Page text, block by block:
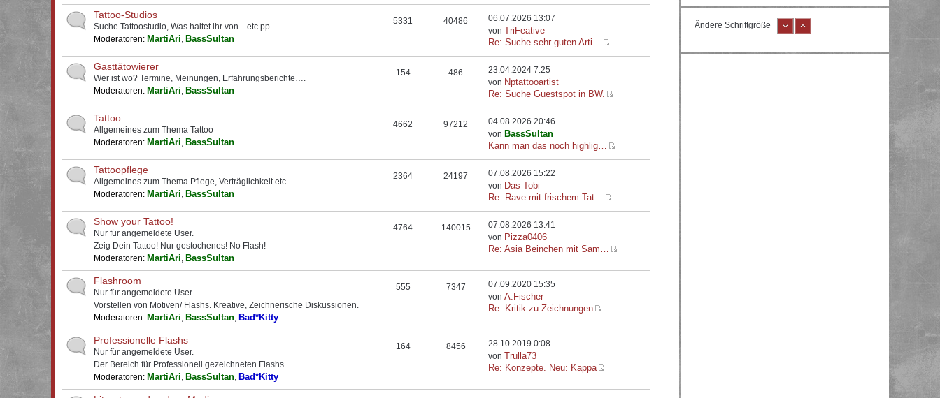
Tattoo-Studios
Suche Tattoostudio, Was haltet ihr von... etc.pp
Moderatoren: MartiAri, BassSultan
5331 40486
06.07.2026 13:07
von TriFeative
Re: Suche sehr guten Arti…
Gasttätowierer
Wer ist wo? Termine, Meinungen, Erfahrungsberichte….
Moderatoren: MartiAri, BassSultan
154 486
23.04.2024 7:25
von Nptattooartist
Re: Suche Guestspot in BW.
Tattoo
Allgemeines zum Thema Tattoo
Moderatoren: MartiAri, BassSultan
4662 97212
04.08.2026 20:46
von BassSultan
Kann man das noch highlig…
Tattoopflege
Allgemeines zum Thema Pflege, Verträglichkeit etc
Moderatoren: MartiAri, BassSultan
2364 24197
07.08.2026 15:22
von Das Tobi
Re: Rave mit frischem Tat…
Show your Tattoo!
Nur für angemeldete User.
Zeig Dein Tattoo! Nur gestochenes! No Flash!
Moderatoren: MartiAri, BassSultan
4764 140015
07.08.2026 13:41
von Pizza0406
Re: Asia Beinchen mit Sam…
Flashroom
Nur für angemeldete User.
Vorstellen von Motiven/ Flashs. Kreative, Zeichnerische Diskussionen.
Moderatoren: MartiAri, BassSultan, Bad*Kitty
555 7347
07.09.2020 15:35
vonA.Fischer
Re: Kritik zu Zeichnungen
Professionelle Flashs
Nur für angemeldete User.
Der Bereich für Professionell gezeichneten Flashs
Moderatoren: MartiAri, BassSultan, Bad*Kitty
164 8456
28.10.2019 0:08
von Trulla73
Re: Konzepte. Neu: Kappa
Ändere Schriftgröße